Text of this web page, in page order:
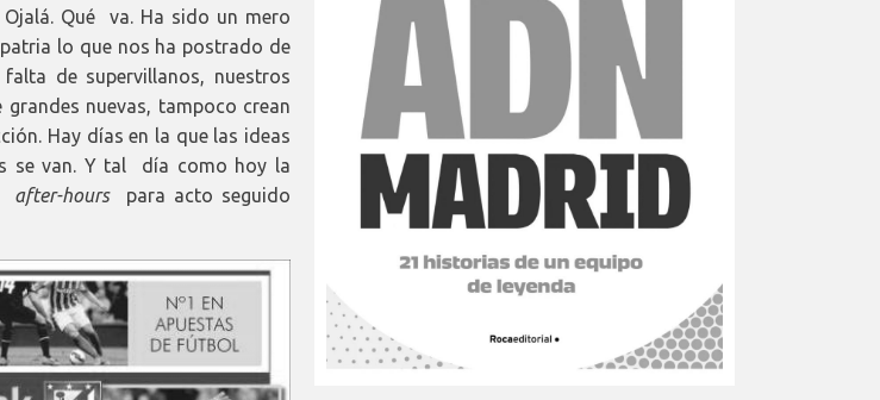
Qué va. Ha sido un mero
lo que nos ha postrado de
de supervillanos, nuestros
nuevas, tampoco crean
Hay días en la que las ideas
se van. Y tal día como hoy la
after-hourspara acto seguido